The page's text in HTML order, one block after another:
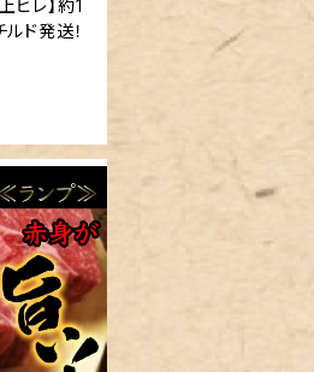
ヒレ】約1
ド発送！